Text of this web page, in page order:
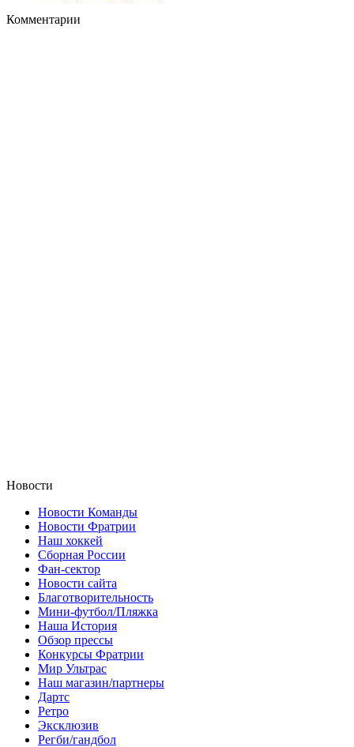
Комментарии
Новости
Новости Команды
Новости Фратрии
Наш хоккей
Сборная России
Фан-cектор
Новости сайта
Благотворительность
Мини-футбол/Пляжка
Наша История
Обзор прессы
Конкурсы Фратрии
Мир Ультрас
Наш магазин/партнеры
Дартс
Ретро
Эксклюзив
Регби/гандбол